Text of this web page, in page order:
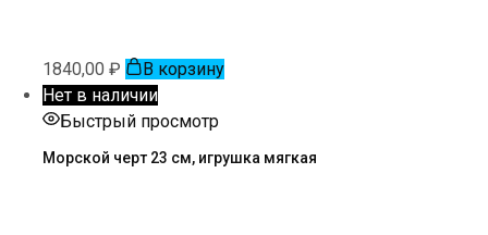
1840,00 ₽
В корзину
Нет в наличии
Быстрый просмотр
Морской черт 23 см, игрушка мягкая